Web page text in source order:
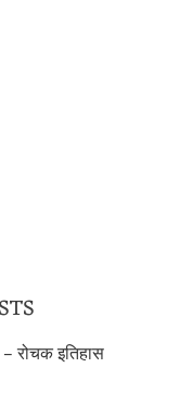
रोचक इतिहास